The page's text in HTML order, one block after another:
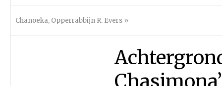
Chanoeka, Opperrabbijn R. Evers »